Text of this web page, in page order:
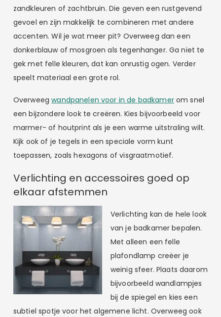
zandkleuren of zachtbruin. Die geven een rustgevend
gevoel en zijn makkelijk te combineren met andere
accenten. Wil je wat meer pit? Overweeg dan een
donkerblauw of mosgroen als tegenhanger. Ga niet te
gek met felle kleuren, dat kan onrustig ogen. Verder
speelt materiaal een grote rol.
Overweegwandpanelen voor in de badkamerom snel
een bijzondere look te creëren. Kies bijvoorbeeld voor
marmer- of houtprint als je een warme uitstraling wilt.
Kijk ook of je tegels in een speciale vorm kunt
toepassen, zoals hexagons of visgraatmotief.
Verlichting en accessoires goed op
elkaar afstemmen
Verlichting kan de hele look
van je badkamer bepalen.
Met alleen een felle
plafondlamp creëer je
weinig sfeer. Plaats daarom
bijvoorbeeld wandlampjes
bij de spiegel en kies een
subtiel spotje voor het algemene licht. Overweeg ook